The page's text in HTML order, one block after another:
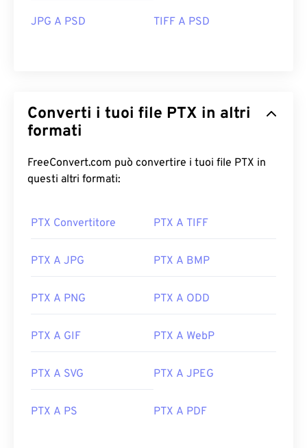
JPG A PSD TIFF A PSD
Converti i tuoi file PTX in altri
formati
FreeConvert.com può convertire i tuoi file PTX in
questi altri formati:
PTX Convertitore PTX A TIFF
PTX A JPG PTX A BMP
PTX A PNG PTX A ODD
PTX A GIF PTX A WebP
PTX A SVG PTX A JPEG
PTX A PS PTX A PDF